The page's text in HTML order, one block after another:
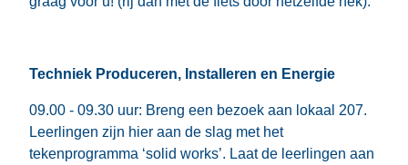
Techniek Produceren, Installeren en Energie
09.00 - 09.30 uur: Breng een bezoek aan lokaal 207.
Leerlingen zijn hier aan de slag met het
tekenprogramma ‘solid works’. Laat de leerlingen aan